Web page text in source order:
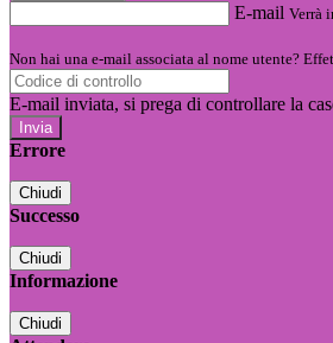
E-mail Verrà
Non hai una e-mail associata al nome utente?
E-mail inviata, si prega di controllare la
Errore
Chiudi
Successo
Chiudi
Informazione
Chiudi